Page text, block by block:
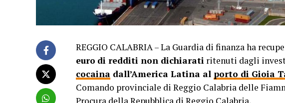
REGGIO CALABRIA – La Guardia di finanza ha
euro di redditi non dichiarati ritenuti dagli
cocaina dall’America Latina al porto di Gioia
Comando provinciale di Reggio Calabria delle